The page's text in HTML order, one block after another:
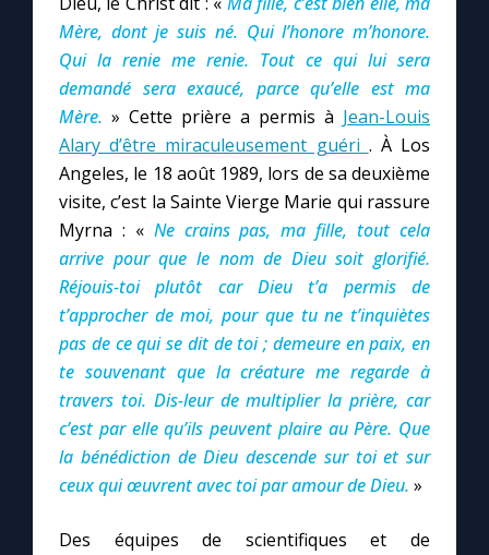
Mère, dont je suis né. Qui l’honore m’honore.
Qui la renie me renie. Tout ce qui lui sera
demandé sera exaucé, parce qu’elle est ma
Mère. » Cette prière a permis à Jean-Louis
Alary d’être miraculeusement guéri . À Los
Angeles, le 18 août 1989, lors de sa deuxième
visite, c’est la Sainte Vierge Marie qui rassure
Myrna : « Ne crains pas, ma fille, tout cela
arrive pour que le nom de Dieu soit glorifié.
Réjouis-toi plutôt car Dieu t’a permis de
t’approcher de moi, pour que tu ne t’inquiètes
pas de ce qui se dit de toi ; demeure en paix, en
te souvenant que la créature me regarde à
travers toi. Dis-leur de multiplier la prière, car
c’est par elle qu’ils peuvent plaire au Père. Que
la bénédiction de Dieu descende sur toi et sur
ceux qui œuvrent avec toi par amour de Dieu. »
Des équipes de scientifiques et de